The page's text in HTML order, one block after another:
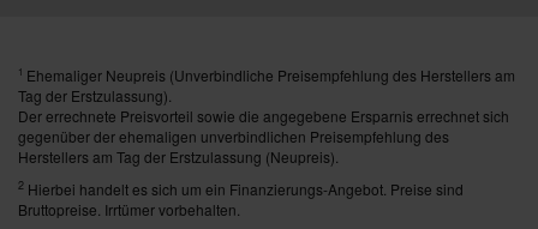
1 Ehemaliger Neupreis (Unverbindliche Preisempfehlung des Herstellers am
Tag der Erstzulassung).
Der errechnete Preisvorteil sowie die angegebene Ersparnis errechnet sich
gegenüber der ehemaligen unverbindlichen Preisempfehlung des
Herstellers am Tag der Erstzulassung (Neupreis).
2 Hierbei handelt es sich um ein Finanzierungs-Angebot. Preise sind
Bruttopreise. Irrtümer vorbehalten.